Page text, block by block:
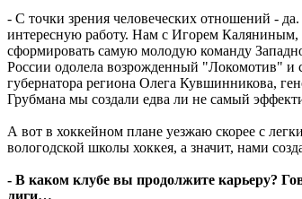
- С точки зрения человеческих отношений -
интересную работу. Нам с Игорем
сформировать самую молодую команду
России одолела возрожденный "Локомотив" и
губернатора региона Олега Кувшинникова,
Грубмана мы создали едва ли не самый
А вот в хоккейном плане уезжаю скорее с
вологодской школы хоккея, а значит, нами
- В каком клубе вы продолжите карьеру?
лиги…